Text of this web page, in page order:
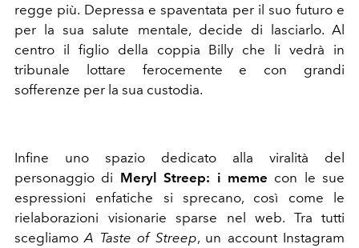
regge più. Depressa e spaventata per il suo futuro e
per la sua salute mentale, decide di lasciarlo. Al
centro il figlio della coppia Billy che li vedrà in
tribunale lottare ferocemente e con grandi
sofferenze per la sua custodia.
Infine uno spazio dedicato alla viralità del
personaggio di Meryl Streep: i meme con le sue
espressioni enfatiche si sprecano, così come le
rielaborazioni visionarie sparse nel web. Tra tutti
scegliamoA Taste of Streep, un account Instagram